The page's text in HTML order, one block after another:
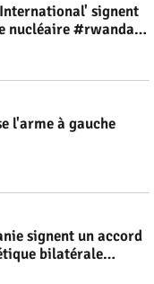
signent
nucléaire #rwanda
l'arme à gauche
signent un accord
bilatérale